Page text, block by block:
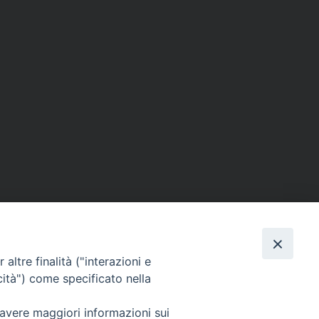
SEGUICI SU
altre finalità ("interazioni e
come specificato nella
maggiori informazioni sui